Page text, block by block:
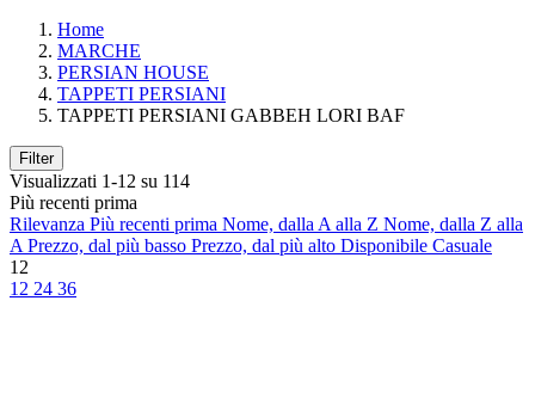
Home
MARCHE
PERSIAN HOUSE
TAPPETI PERSIANI
TAPPETI PERSIANI GABBEH LORI BAF
Filter
Visualizzati 1-12 su 114
Più recenti prima
Rilevanza Più recenti prima Nome, dalla A alla Z Nome, dalla Z alla
A Prezzo, dal più basso Prezzo, dal più alto Disponibile Casuale
12
12 24 36